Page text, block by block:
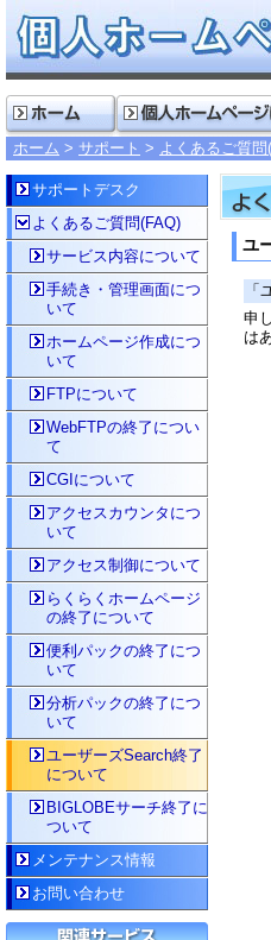
ホーム サポート よくあるご質問
ユ
申
は
サポートデスク
よくあるご質問(FAQ)
サービス内容について
手続き・管理画面につ
いて
ホームページ作成につ
いて
FTPについて
WebFTPの終了につい
て
CGIについて
アクセスカウンタにつ
いて
アクセス制御について
らくらくホームページ
の終了について
便利パックの終了につ
いて
分析パックの終了につ
いて
ユーザーズSearch終了
について
BIGLOBEサーチ終了に
ついて
メンテナンス情報
お問い合わせ